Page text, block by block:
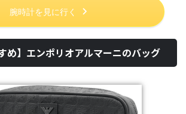
腕時計を見に行く
め】エンポリオアルマーニのバッグ